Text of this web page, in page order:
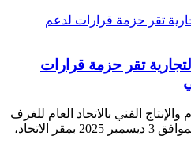
تقر حزمة قرارات
الفني بالاتحاد العام للغرف
التجارية اجتماعها يوم الأربعاء الموافق 3 ديسمبر 2025 بمقر الاتحاد،